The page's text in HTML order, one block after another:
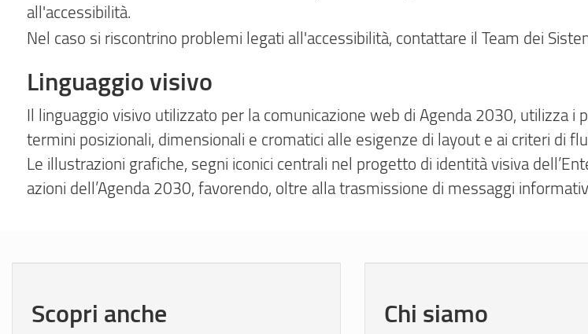
all'accessibilità.
Nel caso si riscontrino problemi legati all'accessibilità, contattare il Team dei
Linguaggio visivo
Il linguaggio visivo utilizzato per la comunicazione web di Agenda 2030, utilizza
termini posizionali, dimensionali e cromatici alle esigenze di layout e ai criteri di
Le illustrazioni grafiche, segni iconici centrali nel progetto di identità visiva
azioni dell’Agenda 2030, favorendo, oltre alla trasmissione di messaggi
Scopri anche Chi siamo